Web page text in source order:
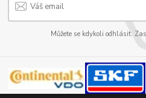
Můžete se kdykoli odhlásit.